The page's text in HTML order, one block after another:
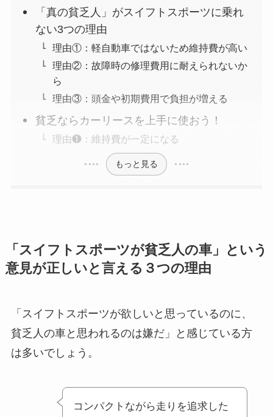
「真の貧乏人」がスイフトスポーツに乗れ
ない3つの理由
理由①：軽自動車ではないため維持費が高い
理由②：故障時の修理費用に耐えられないか
ら
理由③：頭金や初期費用で負担が増える
貧乏ならカーリースを上手に使おう！
理由❶：維持費が一定になる
もっと見る
「スイフトスポーツが貧乏人の車」という
意見が正しいと言える３つの理由
「スイフトスポーツが欲しいと思っているのに、
貧乏人の車と思われるのは嫌だ」と感じている方
は多いでしょう。
コンパクトながら走りを追求した